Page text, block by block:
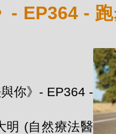
- EP364 -
你》- EP364 -
明 (自然療法醫